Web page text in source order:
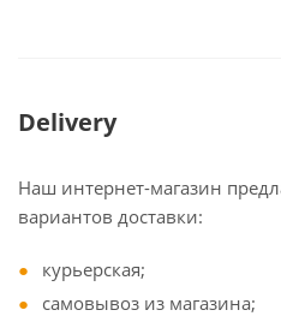
Delivery
Наш интернет-магазин
вариантов доставки:
курьерская;
самовывоз из магазина;